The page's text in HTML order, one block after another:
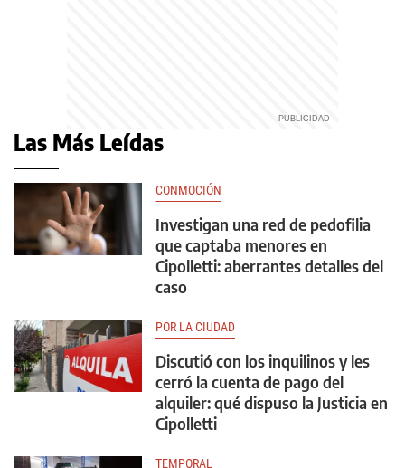
Las Más Leídas
CONMOCIÓN
Investigan una red de pedofilia
que captaba menores en
Cipolletti: aberrantes detalles del
caso
POR LA CIUDAD
Discutió con los inquilinos y les
cerró la cuenta de pago del
alquiler: qué dispuso la Justicia en
Cipolletti
TEMPORAL